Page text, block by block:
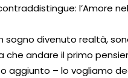
l’Amore
sogno divenuto realtà,
che andare il primo
aggiunto – lo vogliamo